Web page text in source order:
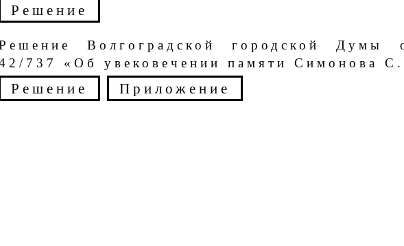
Решение
Волгоградской городской
737 «Об увековечении памяти Симонова
Решение Приложение